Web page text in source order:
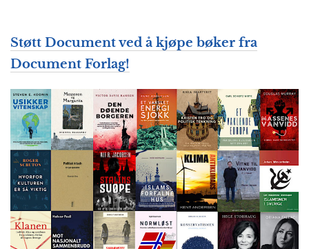
Støtt Documentved å kjøpe bøker fra
Document Forlag!